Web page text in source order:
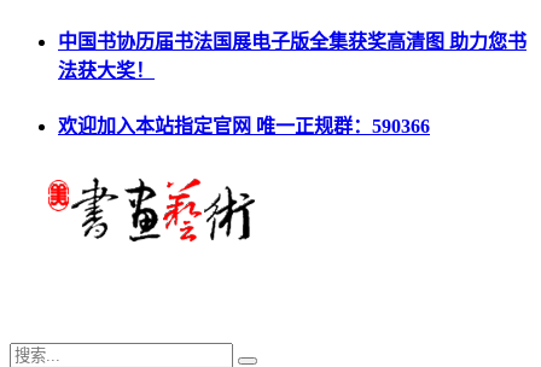
中国书协历届书法国展电子版全集获奖高清图 助力您书
法获大奖！
欢迎加入本站指定官网 唯一正规群：590366